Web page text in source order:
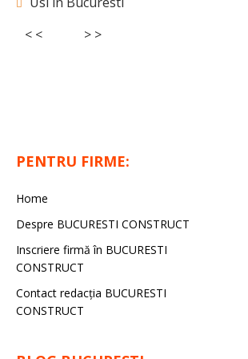
< <
> >
PENTRU FIRME:
Home
Despre BUCURESTI CONSTRUCT
Inscriere firmă în BUCURESTI
CONSTRUCT
Contact redacţia BUCURESTI
CONSTRUCT